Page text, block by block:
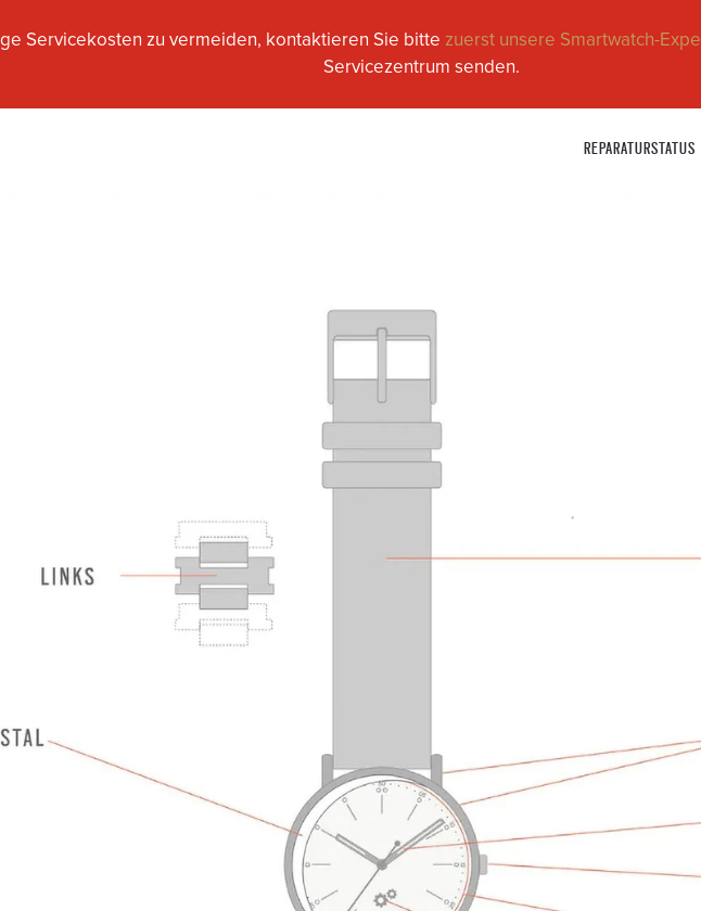
Servicekosten zu vermeiden, kontaktieren Sie bitte zuerst unsere Smartwatch-
Servicezentrum senden.
REPARATURSTATUS